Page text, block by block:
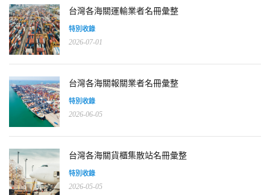
台灣各海關運輸業者名冊彙整
特別收錄
2026-07-01
台灣各海關報關業者名冊彙整
特別收錄
2026-06-05
台灣各海關貨櫃集散站名冊彙整
特別收錄
2026-05-05